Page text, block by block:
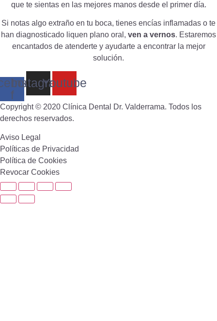
que te sientas en las mejores manos desde el primer día.
Si notas algo extraño en tu boca, tienes encías inflamadas o te
han diagnosticado liquen plano oral, ven a vernos. Estaremos
encantados de atenderte y ayudarte a encontrar la mejor
solución.
f
Instagram
Youtube
Copyright © 2020 Clínica Dental Dr. Valderrama. Todos los
derechos reservados.
Aviso Legal
Políticas de Privacidad
Política de Cookies
Revocar Cookies